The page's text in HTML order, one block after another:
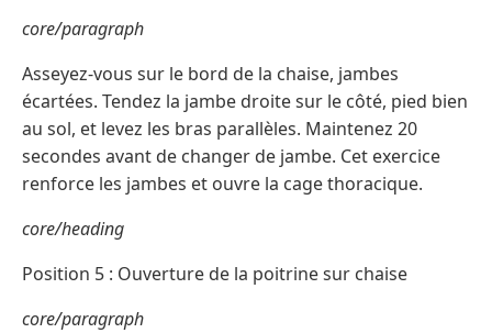
core/paragraph
Asseyez-vous sur le bord de la chaise, jambes
écartées. Tendez la jambe droite sur le côté, pied bien
au sol, et levez les bras parallèles. Maintenez 20
secondes avant de changer de jambe. Cet exercice
renforce les jambes et ouvre la cage thoracique.
core/heading
Position 5 : Ouverture de la poitrine sur chaise
core/paragraph